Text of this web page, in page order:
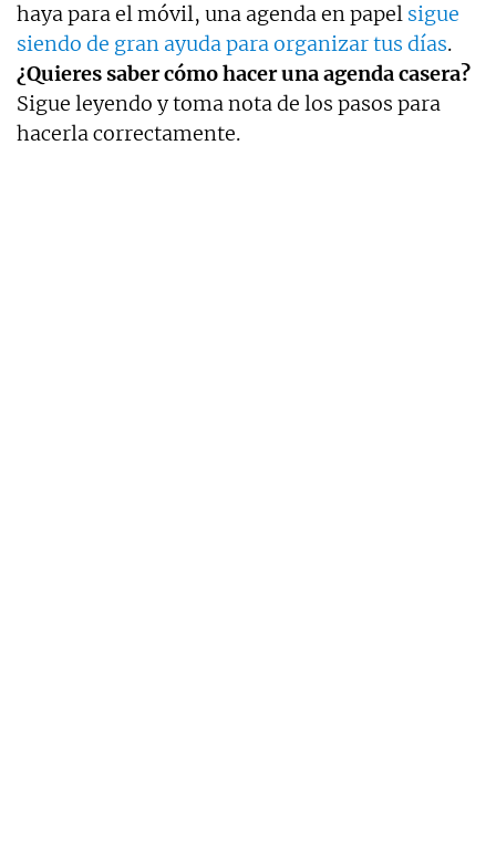
haya para el móvil, una agenda en papel sigue
siendo de gran ayuda para organizar tus días.
¿Quieres saber cómo hacer una agenda casera?
Sigue leyendo y toma nota de los pasos para
hacerla correctamente.